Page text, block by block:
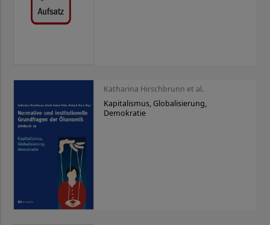
Katharina Hirschbrunn et al.
Kapitalismus, Globalisierung,
Demokratie